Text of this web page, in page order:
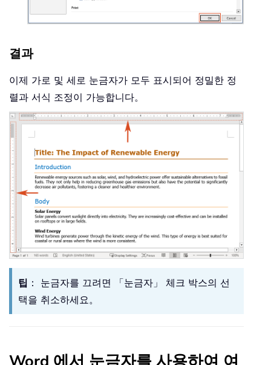
결과
이제 가로 및 세로 눈금자가 모두 표시되어 정밀한 정
렬과 서식 조정이 가능합니다。
팁 ： 눈금자를 끄려면 「눈금자」 체크 박스의 선
택을 취소하세요。